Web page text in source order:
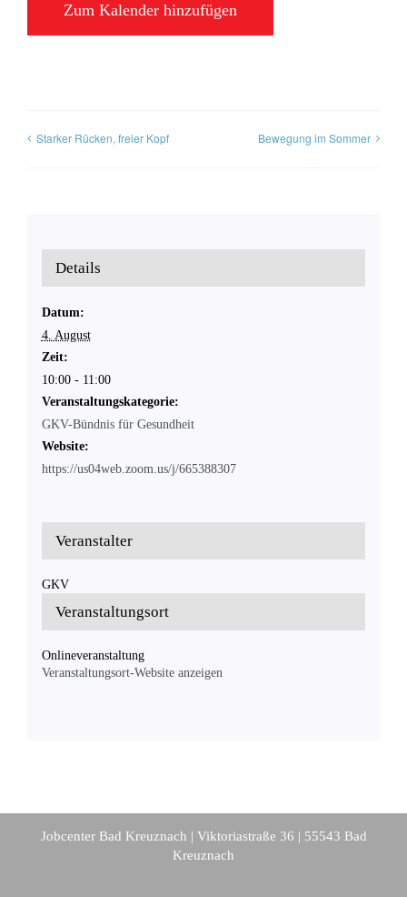
Zum Kalender hinzufügen
Starker Rücken, freier Kopf Bewegung im Sommer
Details
Datum:
4. August
Zeit:
10:00 - 11:00
Veranstaltungskategorie:
GKV-Bündnis für Gesundheit
Website:
https://us04web.zoom.us/j/665388307
Veranstaltungsort
Onlineveranstaltung
Veranstaltungsort-Website anzeigen
Veranstalter
GKV
Jobcenter Bad Kreuznach | Viktoriastraße 36 | 55543 Bad
Kreuznach